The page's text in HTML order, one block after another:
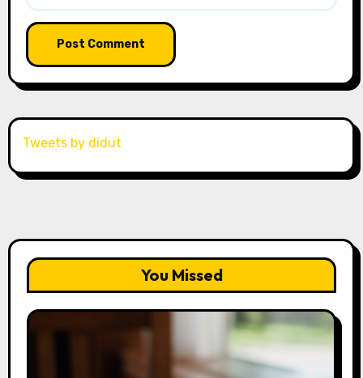
Tweets by didut
You Missed